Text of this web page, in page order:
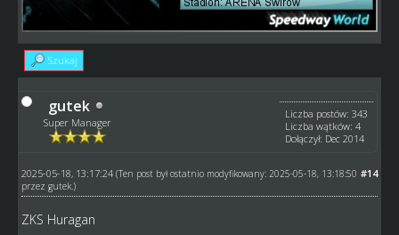
Szukaj
gutek
Super Manager
Liczba postów: 343
Liczba wątków: 4
Dołączył: Dec 2014
#14
2025-05-18, 13:17:24 (Ten post był ostatnio modyfikowany: 2025-05-18, 13:18:50
przez gutek.)
ZKS Huragan